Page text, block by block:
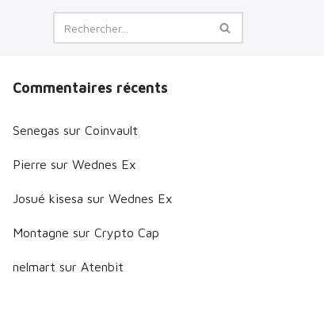
Commentaires récents
Senegas sur Coinvault
Pierre sur Wednes Ex
Josué kisesa sur Wednes Ex
Montagne sur Crypto Cap
nelmart sur Atenbit